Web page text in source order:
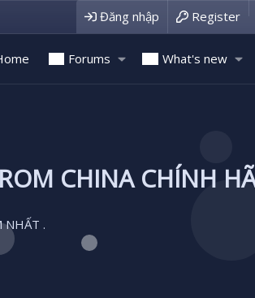
Đăng nhập Register
Forums What's new
CHINA CHÍNH
NHẤT .